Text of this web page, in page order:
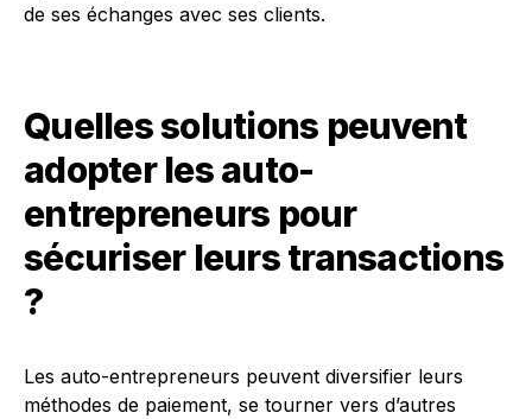
de ses échanges avec ses clients.
Quelles solutions peuvent
adopter les auto-
entrepreneurs pour
sécuriser leurs transactions
?
Les auto-entrepreneurs peuvent diversifier leurs
méthodes de paiement, se tourner vers d’autres